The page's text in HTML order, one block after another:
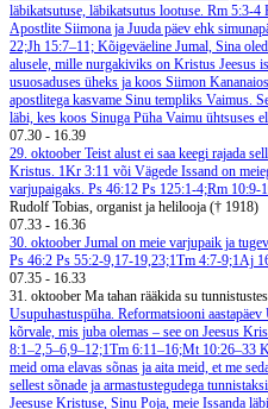
läbikatsutuse, läbikatsutus lootuse. Rm 5:3-4
Apostlite Siimona ja Juuda päev ehk
22;Jh 15:7–11; Kõigeväeline Jumal, Sina
alusele, mille nurgakiviks on Kristus Jeesus
usuosaduses üheks ja koos Siimon
apostlitega kasvame Sinu templiks Vaimus.
läbi, kes koos Sinuga Püha Vaimu ühtsuses
07.30 - 16.39
29. oktoober Teist alust ei saa keegi rajada
Kristus. 1Kr 3:11 või Vägede Issand on
varjupaigaks. Ps 46:12 Ps 125:1-4;Rm 10:9-
Rudolf Tobias, organist ja helilooja († 1918)
07.33 - 16.36
30. oktoober Jumal on meie varjupaik ja
Ps 46:2 Ps 55:2-9,17-19,23;1Tm 4:7-9;1Aj
07.35 - 16.33
31. oktoober Ma tahan rääkida su
Usupuhastuspüha. Reformatsiooni aastapäev
kõrvale, mis juba olemas – see on Jeesus
8:1–2,5–6,9–12;1Tm 6:11–16;Mt 10:26–33
meid oma elavas sõnas ja aita meid, et me
sellest sõnade ja armastustegudega
Jeesuse Kristuse, Sinu Poja, meie Issanda